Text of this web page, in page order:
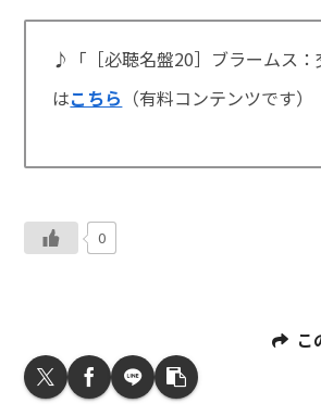
♪「［必聴名盤20］ブラームス：
はこちら （有料コンテンツです）
0
こ